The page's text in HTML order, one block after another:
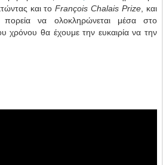
και τοFrançois Chalais Prize , και
πορεία να ολοκληρώνεται μέσα στο
χρόνου θα έχουμε την ευκαιρία να την